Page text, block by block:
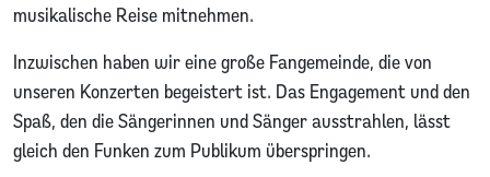
musikalische Reise mitnehmen.
Inzwischen haben wir eine große Fangemeinde, die von
unseren Konzerten begeistert ist. Das Engagement und den
Spaß, den die Sängerinnen und Sänger ausstrahlen, lässt
gleich den Funken zum Publikum überspringen.